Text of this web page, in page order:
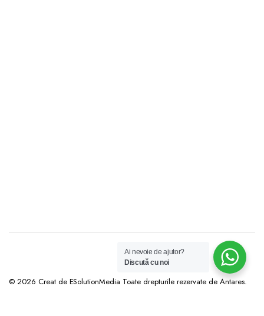
© 2026 Creat de ESolutionMedia Toate drepturile rezervate de Antares.
Ai nevoie de ajutor?
Discută cu noi